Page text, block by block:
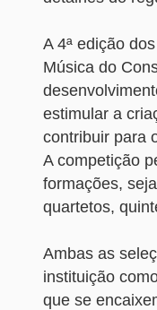
A 4ª edição
Música do
estimular a
contribuir para
A competição
formações,
quartetos,
Ambas as
instituição
que se